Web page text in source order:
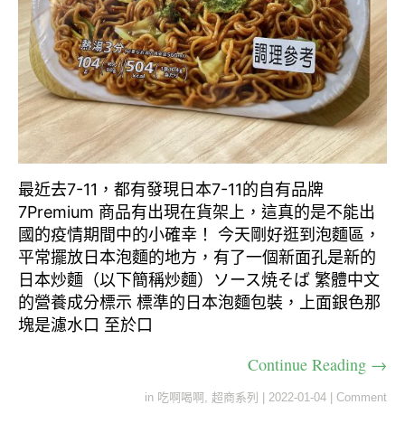
最近去7-11，都有發現日本7-11的自有品牌
7Premium 商品有出現在貨架上，這真的是不能出
國的疫情期間中的小確幸！ 今天剛好逛到泡麵區，
平常擺放日本泡麵的地方，有了一個新面孔是新的
日本炒麵（以下簡稱炒麵）ソース焼そば 繁體中文
的營養成分標示 標準的日本泡麵包裝，上面銀色那
塊是濾水口 至於口
Continue Reading →
in 吃啊喝啊 超商系列 2022-01-04 Comment